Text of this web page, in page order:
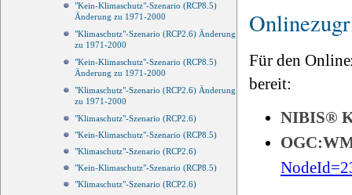
"Kein-Klimaschutz"-Szenario (RCP8.5)
Änderung zu 1971-2000
"Klimaschutz"-Szenario (RCP2.6) Änderung
zu 1971-2000
"Kein-Klimaschutz"-Szenario (RCP8.5)
Änderung zu 1971-2000
"Klimaschutz"-Szenario (RCP2.6) Änderung
zu 1971-2000
"Klimaschutz"-Szenario (RCP2.6)
"Kein-Klimaschutz"-Szenario (RCP8.5)
"Klimaschutz"-Szenario (RCP2.6)
"Kein-Klimaschutz"-Szenario (RCP8.5)
"Klimaschutz"-Szenario (RCP2.6)
Für den
bereit:
NIBIS®